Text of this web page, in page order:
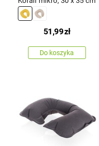
51,99zł
Do koszyka